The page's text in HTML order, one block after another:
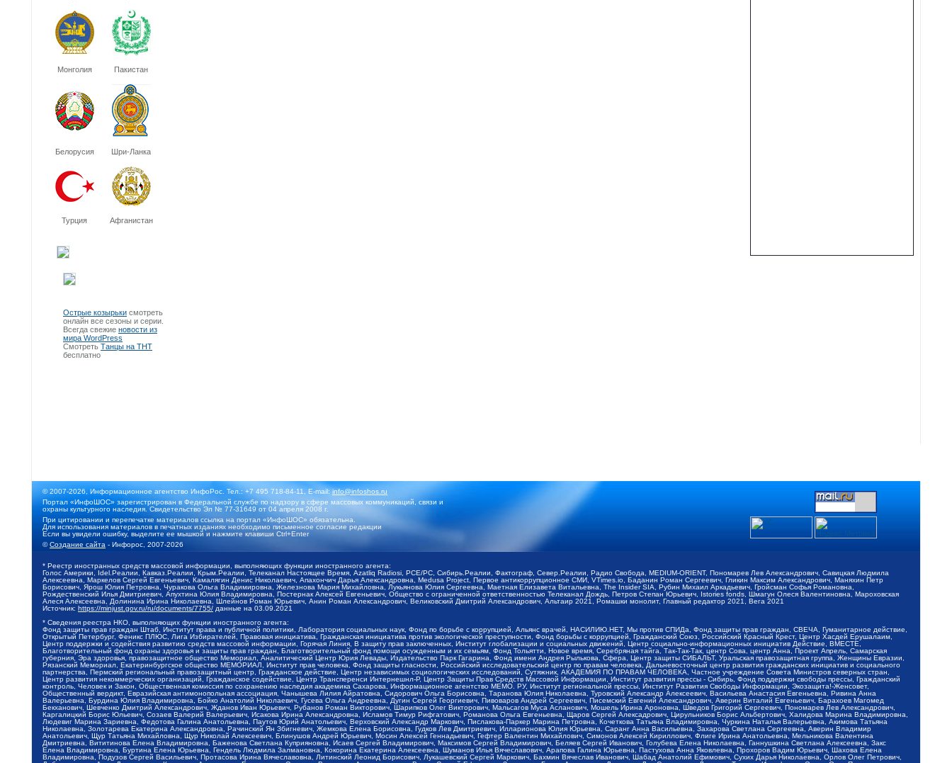
Монголия Пакистан
Белорусия Шри-Ланка
Турция Афганистан
Острые козырьки смотреть
онлайн все сезоны и серии.
Всегда свежие новости из
мира WordPress
Смотреть Танцы на ТНТ
бесплатно
© 2007-2026, Информационное агентство ИнфоРос. Тел.: +7 495 718-84-11, E-mail:info@infoshos.ru
Портал «ИнфоШОС» зарегистрирован в Федеральной службе по надзору в сфере массовых коммуникаций, связи и
охраны культурного наследия. Свидетельство Эл № 77-31649 от 04 апреля 2008 г.
При цитировании и перепечатке материалов ссылка на портал «ИнфоШОС» обязательна.
Для использования материалов в печатных изданиях необходимо письменное согласие редакции
Если вы увидели ошибку, выделите ее мышкой и нажмите клавиши Ctrl+Enter
©Создание сайта - Инфорос, 2007-2026
* Реестр иностранных средств массовой информации, выполняющих функции иностранного агента:
Голос Америки, Idel.Реалии, Кавказ.Реалии, Крым.Реалии, Телеканал Настоящее Время, Azatliq Radiosi, PCE/PC, Сибирь.Реалии, Фактограф, Север.Реалии, Радио Свобода, MEDIUM-ORIENT, Пономарев Лев Александрович, Савицкая Людмила
Алексеевна, Маркелов Сергей Евгеньевич, Камалягин Денис Николаевич, Апахончич Дарья Александровна, Medusa Project, Первое антикоррупционное СМИ, VTimes.io, Баданин Роман Сергеевич, Гликин Максим Александрович, Маняхин Петр
Борисович, Ярош Юлия Петровна, Чуракова Ольга Владимировна, Железнова Мария Михайловна, Лукьянова Юлия Сергеевна, Маетная Елизавета Витальевна, The Insider SIA, Рубин Михаил Аркадьевич, Гройсман Софья Романовна,
Рождественский Илья Дмитриевич, Апухтина Юлия Владимировна, Постернак Алексей Евгеньевич, Общество с ограниченной ответственностью Телеканал Дождь, Петров Степан Юрьевич, Istories fonds, Шмагун Олеся Валентиновна, Мароховская
Алеся Алексеевна, Долинина Ирина Николаевна, Шлейнов Роман Юрьевич, Анин Роман Александрович, Великовский Дмитрий Александрович, Альтаир 2021, Ромашки монолит, Главный редактор 2021, Вега 2021
Источник: https://minjust.gov.ru/ru/documents/7755/ данные на 03.09.2021
* Сведения реестра НКО, выполняющих функции иностранного агента:
Фонд защиты прав граждан Штаб, Институт права и публичной политики, Лаборатория социальных наук, Фонд по борьбе с коррупцией, Альянс врачей, НАСИЛИЮ.НЕТ, Мы против СПИДа, Фонд защиты прав граждан, СВЕЧА, Гуманитарное действие,
Открытый Петербург, Феникс ПЛЮС, Лига Избирателей, Правовая инициатива, Гражданская инициатива против экологической преступности, Фонд борьбы с коррупцией, Гражданский Союз, Российский Красный Крест, Центр Хасдей Ерушалаим,
Центр поддержки и содействия развитию средств массовой информации, Горячая Линия, В защиту прав заключенных, Институт глобализации и социальных движений, Центр социально-информационных инициатив Действие, ВМЕСТЕ,
Благотворительный фонд охраны здоровья и защиты прав граждан, Благотворительный фонд помощи осужденным и их семьям, Фонд Тольятти, Новое время, Серебряная тайга, Так-Так-Так, центр Сова, центр Анна, Проект Апрель, Самарская
губерния, Эра здоровья, правозащитное общество Мемориал, Аналитический Центр Юрия Левады, Издательство Парк Гагарина, Фонд имени Андрея Рылькова, Сфера, Центр защиты СИБАЛЬТ, Уральская правозащитная группа, Женщины Евразии,
Рязанский Мемориал, Екатеринбургское общество МЕМОРИАЛ, Институт прав человека, Фонд защиты гласности, Российский исследовательский центр по правам человека, Дальневосточный центр развития гражданских инициатив и социального
партнерства, Пермский региональный правозащитный центр, Гражданское действие, Центр независимых социологических исследований, Сутяжник, АКАДЕМИЯ ПО ПРАВАМ ЧЕЛОВЕКА, Частное учреждение Совета Министров северных стран,
Центр развития некоммерческих организаций, Гражданское содействие, Центр Трансперенси Интернешнл-Р, Центр Защиты Прав Средств Массовой Информации, Институт развития прессы - Сибирь, Фонд поддержки свободы прессы, Гражданский
контроль, Человек и Закон, Общественная комиссия по сохранению наследия академика Сахарова, Информационное агентство МЕМО. РУ, Институт региональной прессы, Институт Развития Свободы Информации, Экозащита!-Женсовет,
Общественный вердикт, Евразийская антимонопольная ассоциация, Чанышева Лилия Айратовна, Сидорович Ольга Борисовна, Таранова Юлия Николаевна, Туровский Александр Алексеевич, Васильева Анастасия Евгеньевна, Ривина Анна
Валерьевна, Бурдина Юлия Владимировна, Бойко Анатолий Николаевич, Гусева Ольга Андреевна, Дугин Сергей Георгиевич, Пивоваров Андрей Сергеевич, Писемский Евгений Александрович, Аверин Виталий Евгеньевич, Барахоев Магомед
Бекханович, Шевченко Дмитрий Александрович, Жданов Иван Юрьевич, Рубанов Роман Викторович, Шарипков Олег Викторович, Мальсагов Муса Асланович, Мошель Ирина Ароновна, Шведов Григорий Сергеевич, Пономарев Лев Александрович,
Каргалицкий Борис Юльевич, Созаев Валерий Валерьевич, Исакова Ирина Александровна, Исламов Тимур Рифгатович, Романова Ольга Евгеньевна, Щаров Сергей Алексадрович, Цирульников Борис Альбертович, Халидова Марина Владимировна,
Людевиг Марина Зариевна, Федотова Галина Анатольевна, Паутов Юрий Анатольевич, Верховский Александр Маркович, Пислакова-Паркер Марина Петровна, Кочеткова Татьяна Владимировна, Чуркина Наталья Валерьевна, Акимова Татьяна
Николаевна, Золотарева Екатерина Александровна, Рачинский Ян Збигневич, Жемкова Елена Борисовна, Гудков Лев Дмитриевич, Илларионова Юлия Юрьевна, Саранг Анна Васильевна, Захарова Светлана Сергеевна, Аверин Владимир
Анатольевич, Щур Татьяна Михайловна, Щур Николай Алексеевич, Блинушов Андрей Юрьевич, Мосин Алексей Геннадьевич, Гефтер Валентин Михайлович, Симонов Алексей Кириллович, Флиге Ирина Анатольевна, Мельникова Валентина
Дмитриевна, Вититинова Елена Владимировна, Баженова Светлана Куприяновна, Исаев Сергей Владимирович, Максимов Сергей Владимирович, Беляев Сергей Иванович, Голубева Елена Николаевна, Ганнушкина Светлана Алексеевна, Закс
Елена Владимировна, Буртина Елена Юрьевна, Гендель Людмила Залмановна, Кокорина Екатерина Алексеевна, Шуманов Илья Вячеславович, Арапова Галина Юрьевна, Пастухова Анна Яковлевна, Прохоров Вадим Юрьевич, Шахова Елена
Владимировна, Подузов Сергей Васильевич, Протасова Ирина Вячеславовна, Литинский Леонид Борисович, Лукашевский Сергей Маркович, Бахмин Вячеслав Иванович, Шабад Анатолий Ефимович, Сухих Дарья Николаевна, Орлов Олег Петрович,